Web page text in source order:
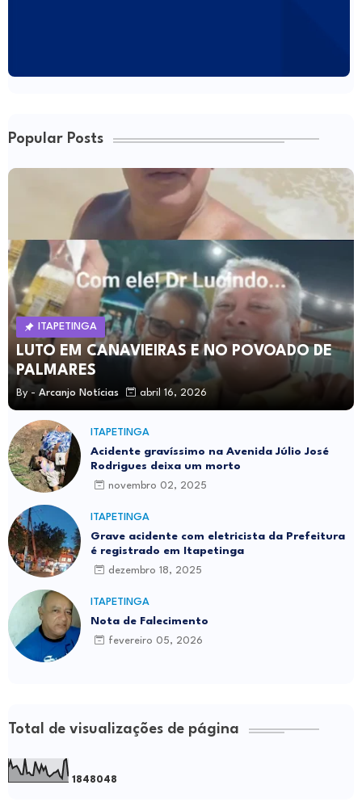
Popular Posts
ITAPETINGA
LUTO EM CANAVIEIRAS E NO POVOADO DE
PALMARES
By - Arcanjo Notícias abril 16, 2026
ITAPETINGA
Acidente gravíssimo na Avenida Júlio José
Rodrigues deixa um morto
novembro 02, 2025
ITAPETINGA
Grave acidente com eletricista da Prefeitura
é registrado em Itapetinga
dezembro 18, 2025
ITAPETINGA
Nota de Falecimento
fevereiro 05, 2026
Total de visualizações de página
1 848048